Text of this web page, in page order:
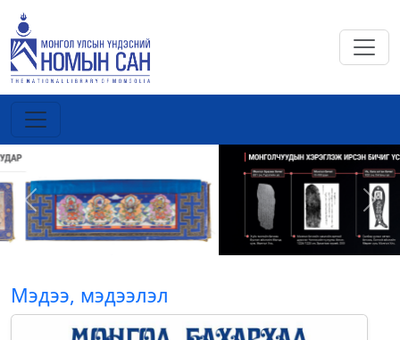
Previous Next
Мэдээ, мэдээлэл